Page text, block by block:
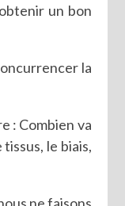
un bon
la
: Combien va
le biais,